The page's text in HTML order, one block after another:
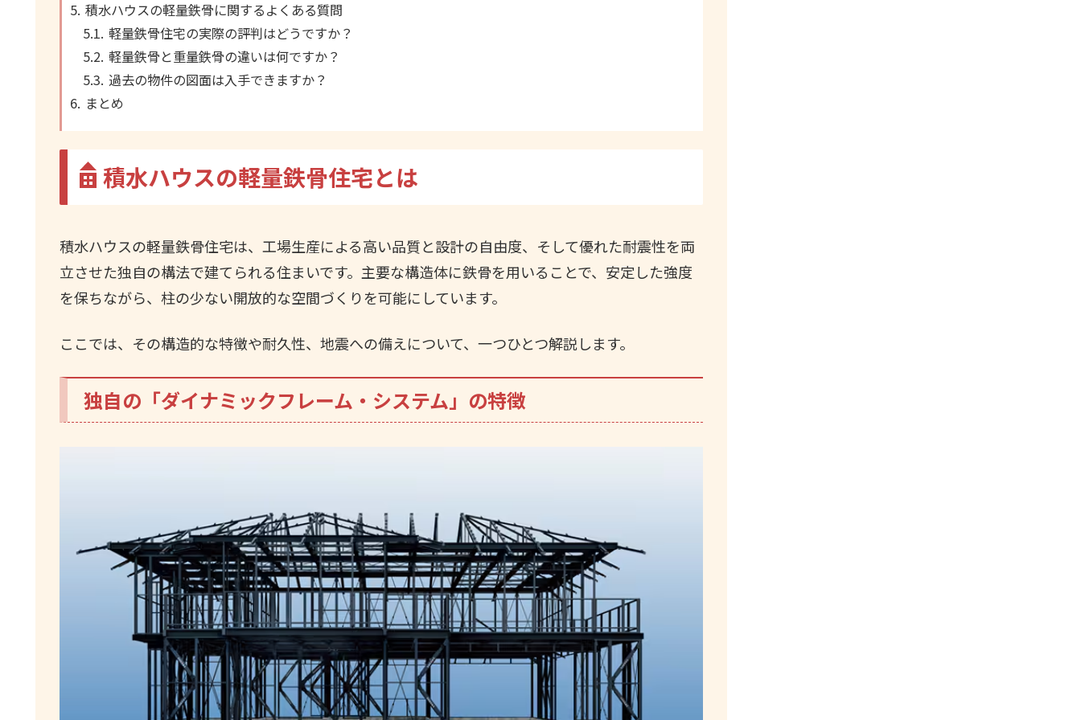
積水ハウスの軽量鉄骨に関するよくある質問
軽量鉄骨住宅の実際の評判はどうですか？
軽量鉄骨と重量鉄骨の違いは何ですか？
過去の物件の図面は入手できますか？
まとめ
積水ハウスの軽量鉄骨住宅とは
積水ハウスの軽量鉄骨住宅は、工場生産による高い品質と設計の自由度、そして優れた耐震性を両
立させた独自の構法で建てられる住まいです。主要な構造体に鉄骨を用いることで、安定した強度
を保ちながら、柱の少ない開放的な空間づくりを可能にしています。
ここでは、その構造的な特徴や耐久性、地震への備えについて、一つひとつ解説します。
独自の「ダイナミックフレーム・システム」の特徴